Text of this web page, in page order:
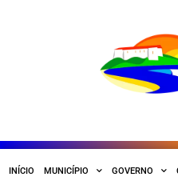
INÍCIO MUNICÍPIO GOVERNO